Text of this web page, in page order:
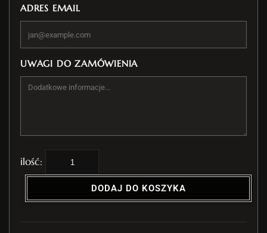
ADRES EMAIL
UWAGI DO ZAMÓWIENIA
l
ć
DODAJ DO KOSZYKA